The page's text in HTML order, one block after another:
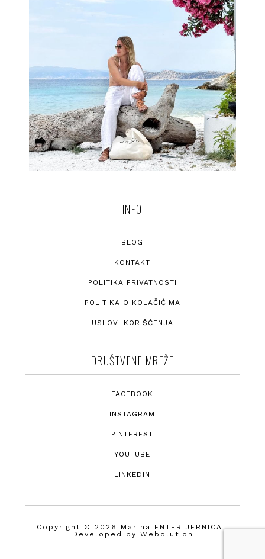
INFO
BLOG
KONTAKT
POLITIKA PRIVATNOSTI
POLITIKA O KOLAČIĆIMA
USLOVI KORIŠĆENJA
DRUŠTVENE MREŽE
FACEBOOK
INSTAGRAM
PINTEREST
YOUTUBE
LINKEDIN
Copyright © 2026 Marina ENTERIJERNICA ·
Developed by Webolution